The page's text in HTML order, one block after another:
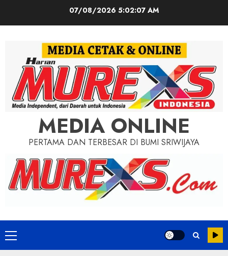
07/08/2026 5:02:09 AM
MEDIA ONLINE
PERTAMA DAN TERBESAR DI BUMI SRIWIJAYA
Primary
Menu